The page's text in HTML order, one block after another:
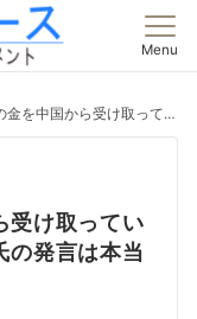
Menu
ているのは公然の事実 辛坊治郎氏の発言は本当なのか？
受け取ってい
発言は本当